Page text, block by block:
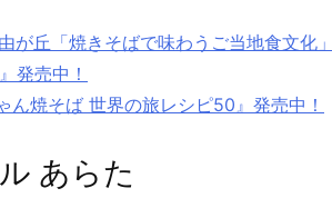
が丘「焼きそばで味わうご当地食文化
発売中！
ん焼そば 世界の旅レシピ50』発売中！
あらた